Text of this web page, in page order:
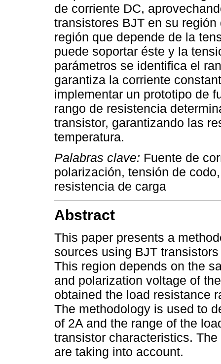
de corriente DC,
transistores BJT en su
región que depende de la
puede soportar éste y la
parámetros se identifica el
garantiza la corriente
implementar un prototipo de
rango de resistencia
transistor, garantizando las
temperatura.
Palabras clave: Fuente de
polarización, tensión de
resistencia de carga
Abstract
This paper presents a
sources using BJT
This region depends on the
and polarization voltage of
obtained the load resistance
The methodology is used to
of 2A and the range of the
transistor characteristics.
are taking into account.